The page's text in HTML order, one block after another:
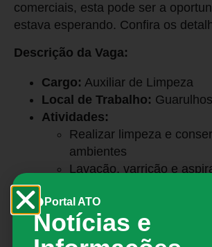
comerciais, esta pode ser a
estava esperando. Confira os
Descrição da Vaga:
Cargo: Auxiliar de Limpeza
Local de Trabalho: Guarulhos
Atividades:
Realizar limpeza e
ambientes
Lavação, varrição e
abastecimento de
Manusear equipamentos
Conhecimento em
Portal ATO
Notícias e